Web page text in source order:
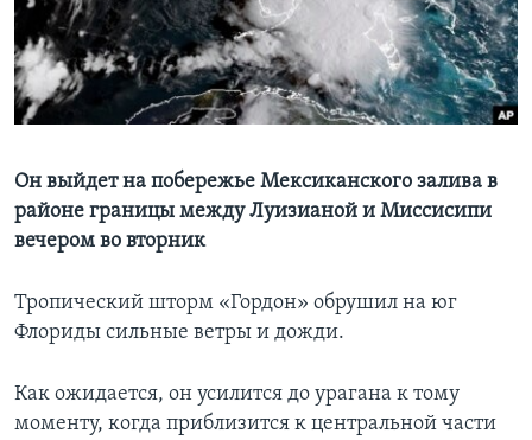
Learning English
СОЦИАЛЬНЫЕ СЕТИ
Языки
Он выйдет на побережье Мексиканского залива в
районе границы между Луизианой и Миссисипи
вечером во вторник
Тропический шторм «Гордон» обрушил на юг
Флориды сильные ветры и дожди.
Как ожидается, он усилится до урагана к тому
моменту, когда приблизится к центральной части